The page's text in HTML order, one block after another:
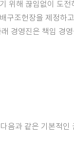
위해 끊임없이 도
구조헌장을 제정
경영진은 책임 경
음과 같은 기본적인